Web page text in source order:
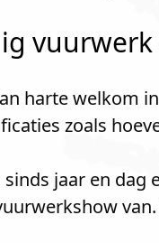
harte welkom
zoals
sinds jaar en